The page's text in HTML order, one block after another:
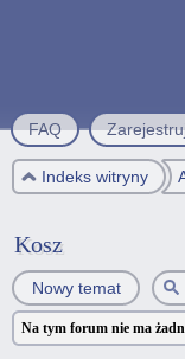
FAQ
Indeks witryny
Kosz
Nowy temat
Na tym forum nie ma